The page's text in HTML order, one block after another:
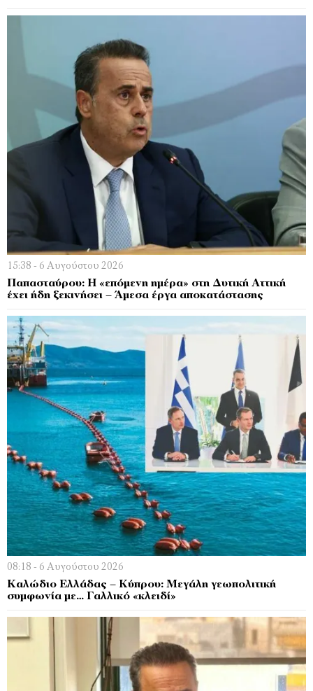
15:38 - 6 Αυγούστου 2026
Παπασταύρου: Η «επόμενη ημέρα» στη Δυτική Αττική
έχει ήδη ξεκινήσει – Άμεσα έργα αποκατάστασης
08:18 - 6 Αυγούστου 2026
Kαλώδιο Ελλάδας – Κύπρου: Μεγάλη γεωπολιτική
συμφωνία με… Γαλλικό «κλειδί»